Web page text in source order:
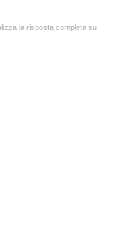
la risposta completa su